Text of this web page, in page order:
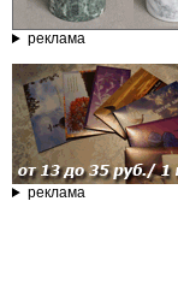
реклама
реклама